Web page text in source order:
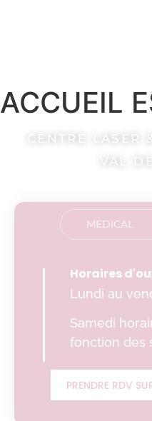
ACCUEIL
CENTRE LASER
VAL
MEDICAL
Horaires
Lundi au
Samedi
fonction des
PRENDRE RDV